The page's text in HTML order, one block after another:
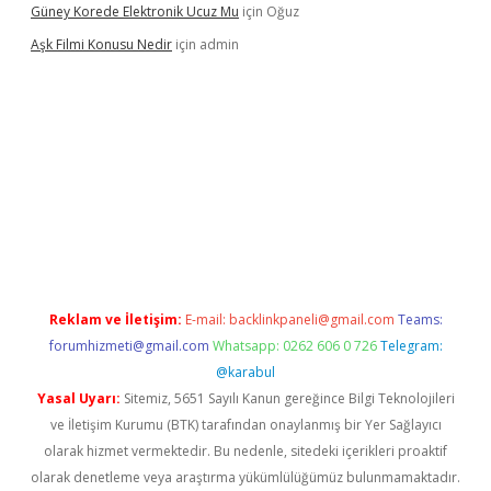
Güney Korede Elektronik Ucuz Mu için Oğuz
Aşk Filmi Konusu Nedir için admin
Reklam ve İletişim: E-mail: backlinkpaneli@gmail.com Teams:
forumhizmeti@gmail.com Whatsapp: 0262 606 0 726 Telegram:
@karabul
Yasal Uyarı: Sitemiz, 5651 Sayılı Kanun gereğince Bilgi Teknolojileri
ve İletişim Kurumu (BTK) tarafından onaylanmış bir Yer Sağlayıcı
olarak hizmet vermektedir. Bu nedenle, sitedeki içerikleri proaktif
olarak denetleme veya araştırma yükümlülüğümüz bulunmamaktadır.